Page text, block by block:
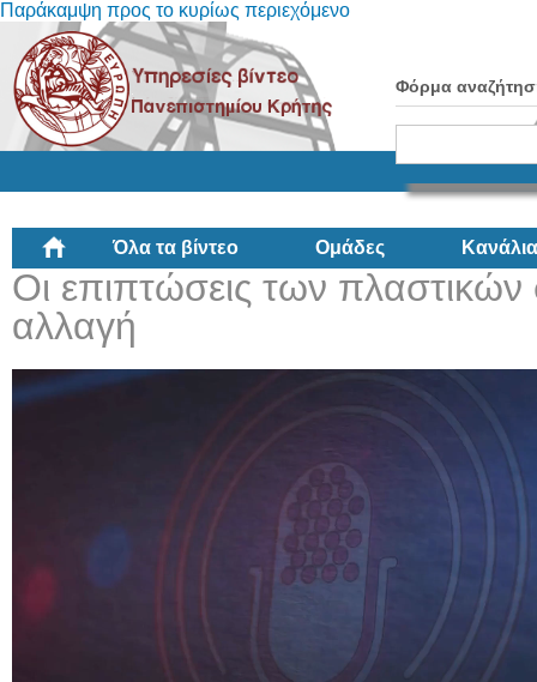
Παράκαμψη προς το κυρίως περιεχόμενο
Φόρμα
Όλα τα βίντεο Ομάδες Κανάλια
Οι επιπτώσεις των πλαστικών
αλλαγή